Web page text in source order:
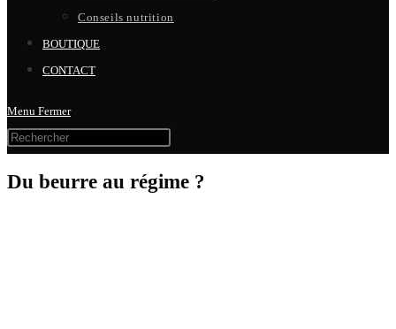
Conseils nutrition
BOUTIQUE
CONTACT
Menu Fermer
Du beurre au régime ?